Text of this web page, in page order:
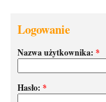
Logowanie
Nazwa użytkownika: *
Hasło: *